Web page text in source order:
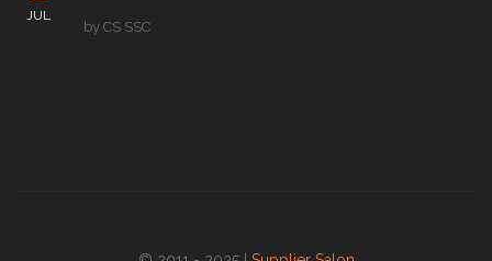
JUL
by CS SSC